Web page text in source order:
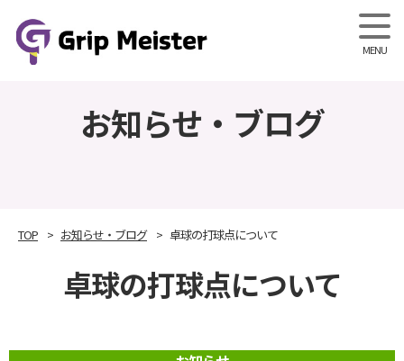
Grip
お知らせ・ブログ
TOP お知らせ・ブログ 卓球の打球点について
卓球の打球点について